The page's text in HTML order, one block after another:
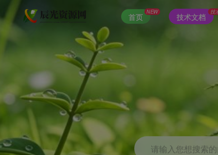
首页
NEW
技术文档
技
请输入您想搜索